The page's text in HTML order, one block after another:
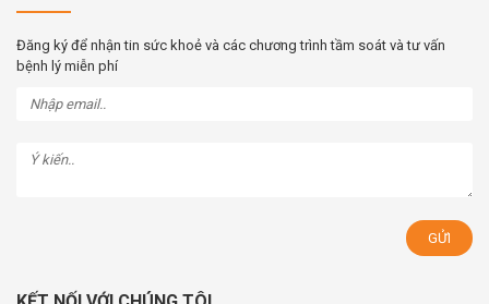
Đăng ký để nhận tin sức khoẻ và các chương trình tầm soát và tư vấn
bệnh lý miễn phí